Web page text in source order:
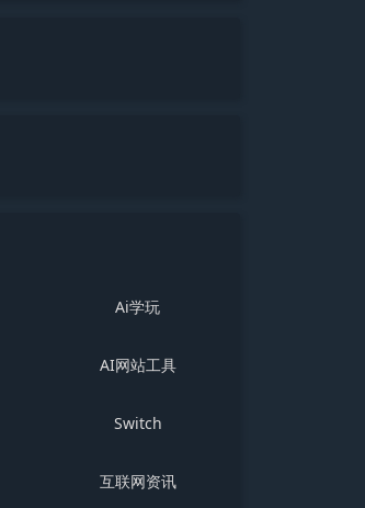
Ai学玩
AI网站工具
Switch
互联网资讯